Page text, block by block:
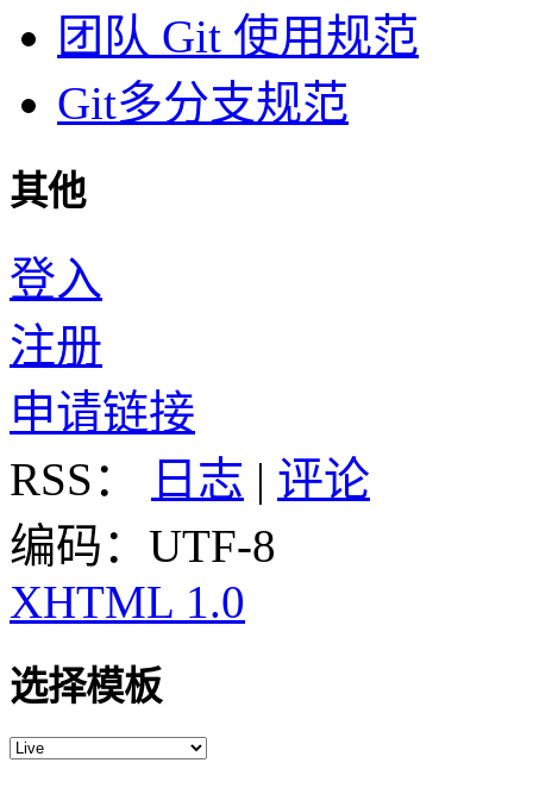
团队 Git 使用规范
Git多分支规范
其他
登入
注册
申请链接
RSS：
日志 | 评论
编码：UTF-8
XHTML 1.0
选择模板